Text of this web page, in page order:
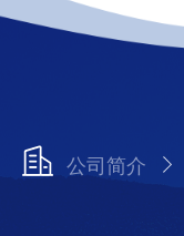
公司简介